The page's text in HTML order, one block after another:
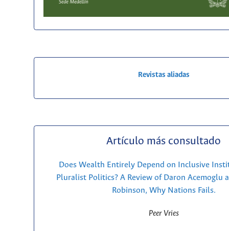
Revistas aliadas
Artículo más consultado
Does Wealth Entirely Depend on Inclusive
Pluralist Politics? A Review of Daron Acemoglu
Robinson, Why Nations Fails.
Peer Vries